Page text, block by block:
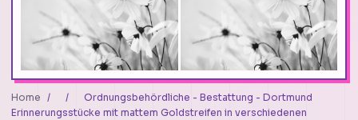
Home / /
Ordnungsbehördliche - Bestattung - Dortmund
Erinnerungsstücke mit mattem Goldstreifen in verschiedenen